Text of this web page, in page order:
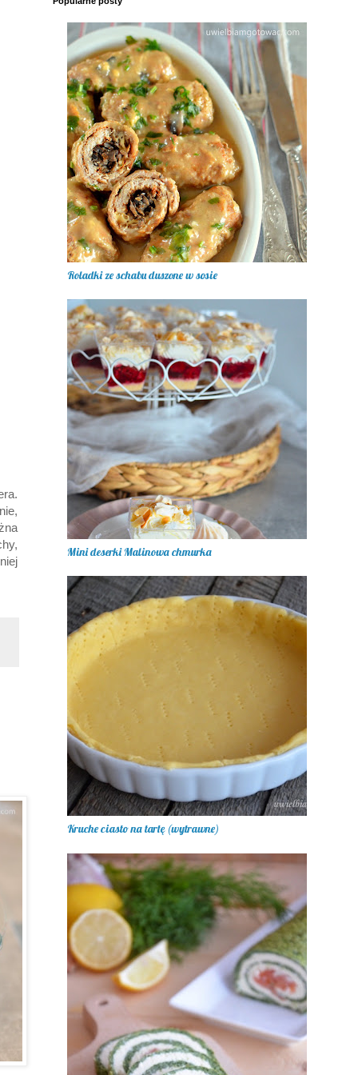
Roladki ze schabu duszone w sosie
Mini deserki Malinowa chmurka
Kruche ciasto na tartę (wytrawne)